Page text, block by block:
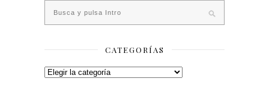
CATEGORÍAS
Categorías